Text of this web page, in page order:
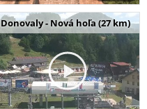
Donovaly - Nová hoľa (27 km)